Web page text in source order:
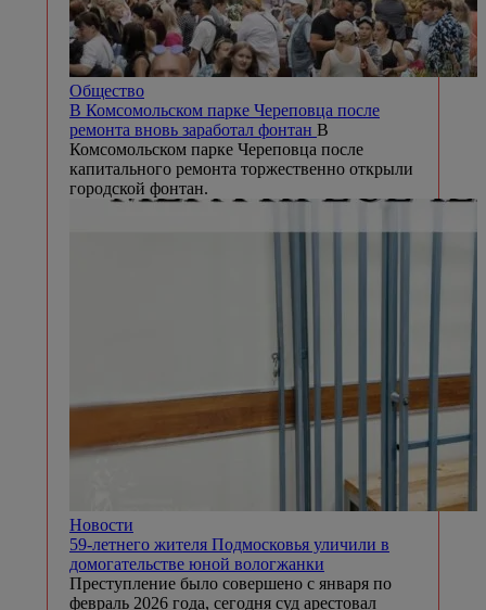
Общество
В Комсомольском парке Череповца после
ремонта вновь заработал фонтан В
Комсомольском парке Череповца после
капитального ремонта торжественно открыли
городской фонтан.
Новости
59-летнего жителя Подмосковья уличили в
домогательстве юной вологжанки
Преступление было совершено с января по
февраль 2026 года, сегодня суд арестовал